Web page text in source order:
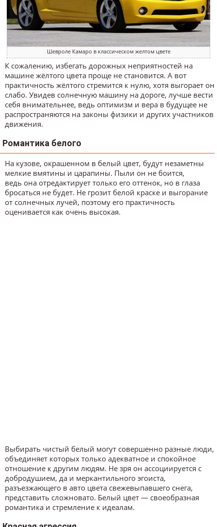
Шевроле Камаро в классическом желтом цвете
К сожалению, избегать дорожных неприятностей на
машине жёлтого цвета проще не становится. А вот
практичность жёлтого стремится к нулю, хотя выгорает он
слабо. Увидев солнечную машину на дороге, лучше вести
себя внимательнее, ведь оптимизм и вера в будущее не
распространяются на законы физики и других участников
движения.
Романтика белого
На кузове, окрашенном в белый цвет, будут незаметны
мелкие вмятины и царапины. Пыли он не боится,
ведь она отредактирует только его оттенок, но в глаза
бросаться не будет. Не грозит белой краске и выгорание
от солнечных лучей, поэтому его практичность
оценивается как очень высокая.
Выбирать чистый белый могут совершенно разные люди,
объединяет которых только адекватное и спокойное
отношение к другим людям. Не зря он ассоциируется с
добродушием, да и меркантильного эгоиста,
разъезжающего в авто цвета свежевыпавшего снега,
представить сложновато. Белый цвет — своеобразная
романтика и стремление к идеалам.